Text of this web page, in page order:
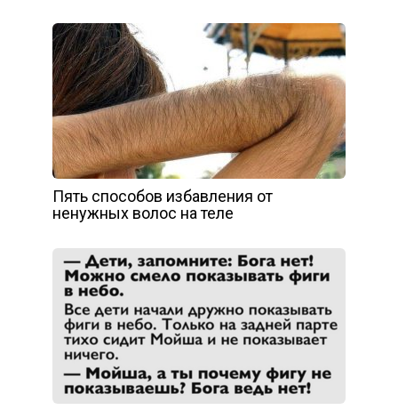
Пять способов избавления от
ненужных волос на теле